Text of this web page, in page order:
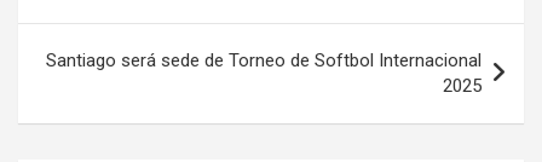
entradas
Santiago será sede de Torneo de Softbol Internacional
2025